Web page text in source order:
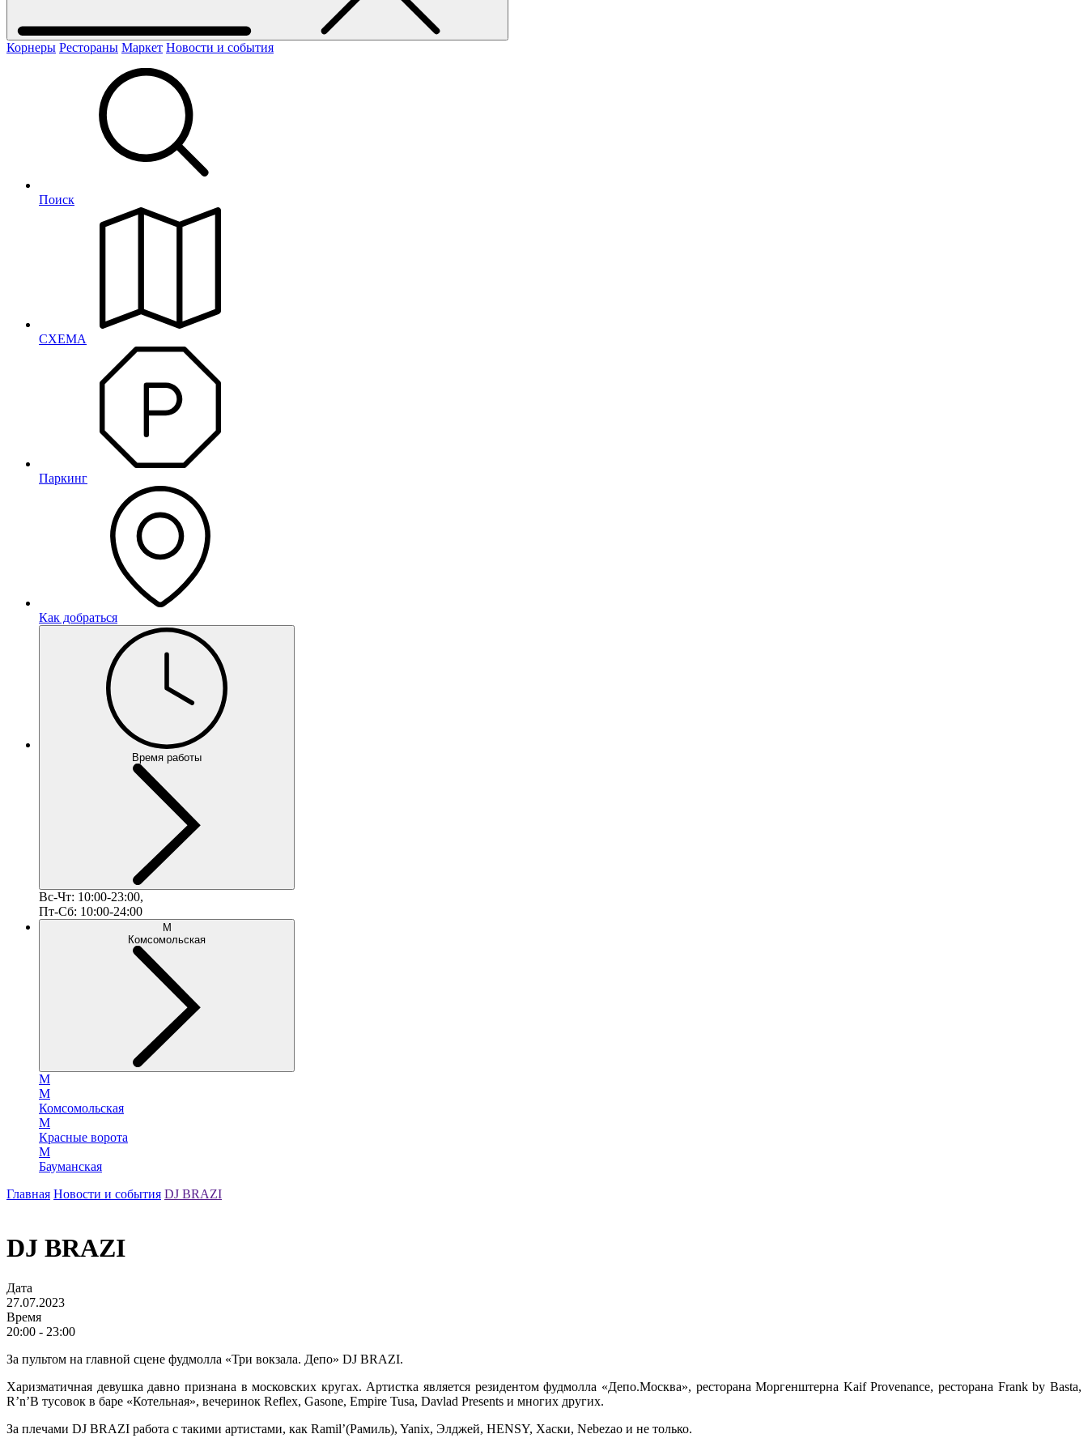
Корнеры Рестораны Маркет Новости и события
Поиск
СХЕМА
Паркинг
Как добраться
Время работы
Вс-Чт: 10:00-23:00,
Пт-Сб: 10:00-24:00
М
Комсомольская
М
М
Комсомольская
М
Красные ворота
М
Бауманская
Главная Новости и события DJ BRAZI
DJ BRAZI
Дата
27.07.2023
Время
20:00 - 23:00
За пультом на главной сцене фудмолла «Три вокзала. Депо» DJ BRAZI.
Харизматичная девушка давно признана в московских кругах. Артистка является резидентом фудмолла «Депо.Москва», ресторана Моргенштерна Kaif Provenance, ресторана Frank by Basta,
R’n’B тусовок в баре «Котельная», вечеринок Reflex, Gasone, Empire Tusa, Davlad Presents и многих других.
За плечами DJ BRAZI работа с такими артистами, как Ramil’(Рамиль), Yanix, Элджей, HENSY, Хаски, Nebezao и не только.